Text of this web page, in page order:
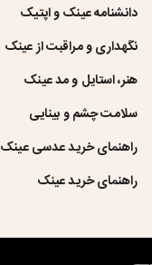
دانشنامه عینک و اپتیک
نگهداری و مراقبت از عینک
هنر، استایل و مد عینک
سلامت چشم و بینایی
راهنمای خرید عدسی عینک
راهنمای خرید عینک